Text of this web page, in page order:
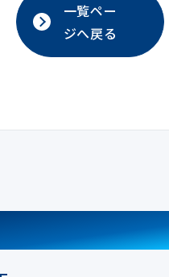
一覧ペー
ジへ戻る